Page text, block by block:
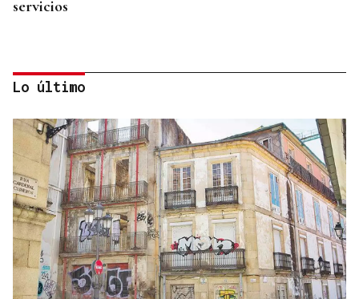
servicios
CASI DOS VUELTAS AL MUNDO
Ramiro, el párroco boliviano de los 78.000
kilómetros en la Baixa Limia
Lo último